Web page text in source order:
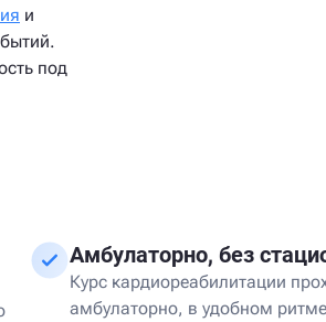
и
под
Амбулаторно, без
Курс кардиореабилитации
амбулаторно, в удобном